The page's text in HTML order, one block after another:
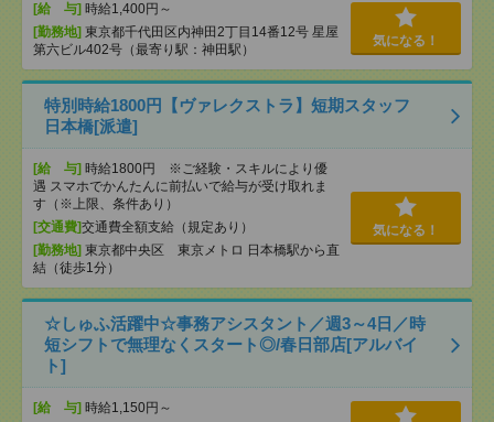
[給 与] 時給1,400円～
[勤務地] 東京都千代田区内神田2丁目14番12号 星屋
第六ビル402号（最寄り駅：神田駅）
気になる！
特別時給1800円【ヴァレクストラ】短期スタッフ
日本橋[派遣]
[給 与] 時給1800円 ※ご経験・スキルにより優
遇 スマホでかんたんに前払いで給与が受け取れま
す（※上限、条件あり）
[交通費]交通費全額支給（規定あり）
[勤務地] 東京都中央区 東京メトロ 日本橋駅から直
結（徒歩1分）
気になる！
☆しゅふ活躍中☆事務アシスタント／週3～4日／時
短シフトで無理なくスタート◎/春日部店[アルバイ
ト]
[給 与] 時給1,150円～